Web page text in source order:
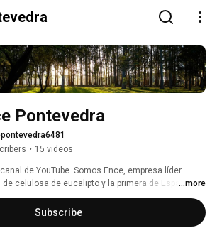
Pontevedra
• 15 videos
de YouTube. Somos Ence, empresa líder
celulosa de eucalipto y la primera de España en
con biomasa agroforestal. Trabajamos bajo un
y responsable de superficies y cultivos
...more
Subscribe